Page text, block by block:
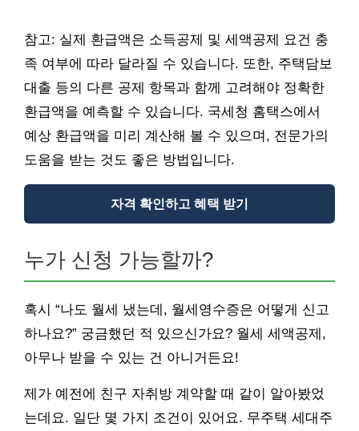
참고: 실제 환급액은 소득공제 및 세액공제 요건 충
족 여부에 따라 달라질 수 있습니다. 또한, 주택담보
대출 등의 다른 공제 항목과 함께 고려해야 정확한
환급액을 예측할 수 있습니다. 국세청 홈택스에서
예상 환급액을 미리 계산해 볼 수 있으며, 전문가의
도움을 받는 것도 좋은 방법입니다.
자격 확인하고 혜택 받기
누가 신청 가능할까?
혹시 “나도 월세 냈는데, 월세영수증은 어떻게 신고
하나요?” 궁금했던 적 있으신가요? 월세 세액공제,
아무나 받을 수 있는 건 아니거든요!
제가 예전에 친구 자취방 계약할 때 같이 알아봤었
는데요. 일단 몇 가지 조건이 있어요. 무주택 세대주